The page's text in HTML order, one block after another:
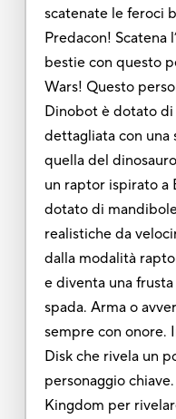
scatenate le feroci
Predacon! Scatena
bestie con questo
Wars! Questo
Dinobot è dotato
dettagliata con una
quella del
un raptor ispirato a
dotato di
realistiche da
dalla modalità
e diventa una
spada. Arma o
sempre con onore.
Disk che rivela un
personaggio
Kingdom per